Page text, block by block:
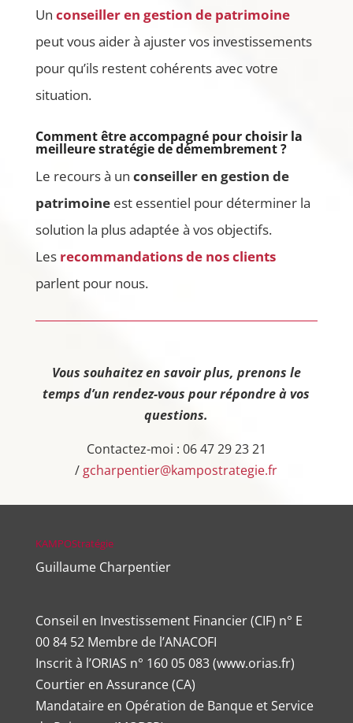
Un conseiller en gestion de patrimoine
peut vous aider à ajuster vos investissements
pour qu’ils restent cohérents avec votre
situation.
Comment être accompagné pour choisir la
meilleure stratégie de démembrement ?
Le recours à un conseiller en gestion de
patrimoineest essentiel pour déterminer la
solution la plus adaptée à vos objectifs.
Les recommandations de nos clients
parlent pour nous.
Vous souhaitez en savoir plus, prenons le
temps d’un rendez-vous pour répondre à vos
questions.
Contactez-moi : 06 47 29 23 21
/ gcharpentier@kampostrategie.fr
KAMPOStratégie
Guillaume Charpentier
Conseil en Investissement Financier (CIF) n° E
00 84 52 Membre de l’ANACOFI
Inscrit à l’ORIAS n° 160 05 083(www.orias.fr)
Courtier en Assurance (CA)
Mandataire en Opération de Banque et Service